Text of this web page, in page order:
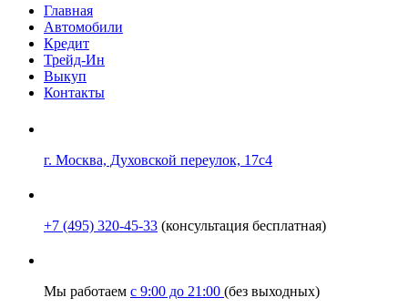
Главная
Автомобили
Кредит
Трейд-Ин
Выкуп
Контакты
г. Москва, Духовской переулок, 17с4
+7 (495) 320-45-33 (консультация бесплатная)
Мы работаем с 9:00 до 21:00 (без выходных)